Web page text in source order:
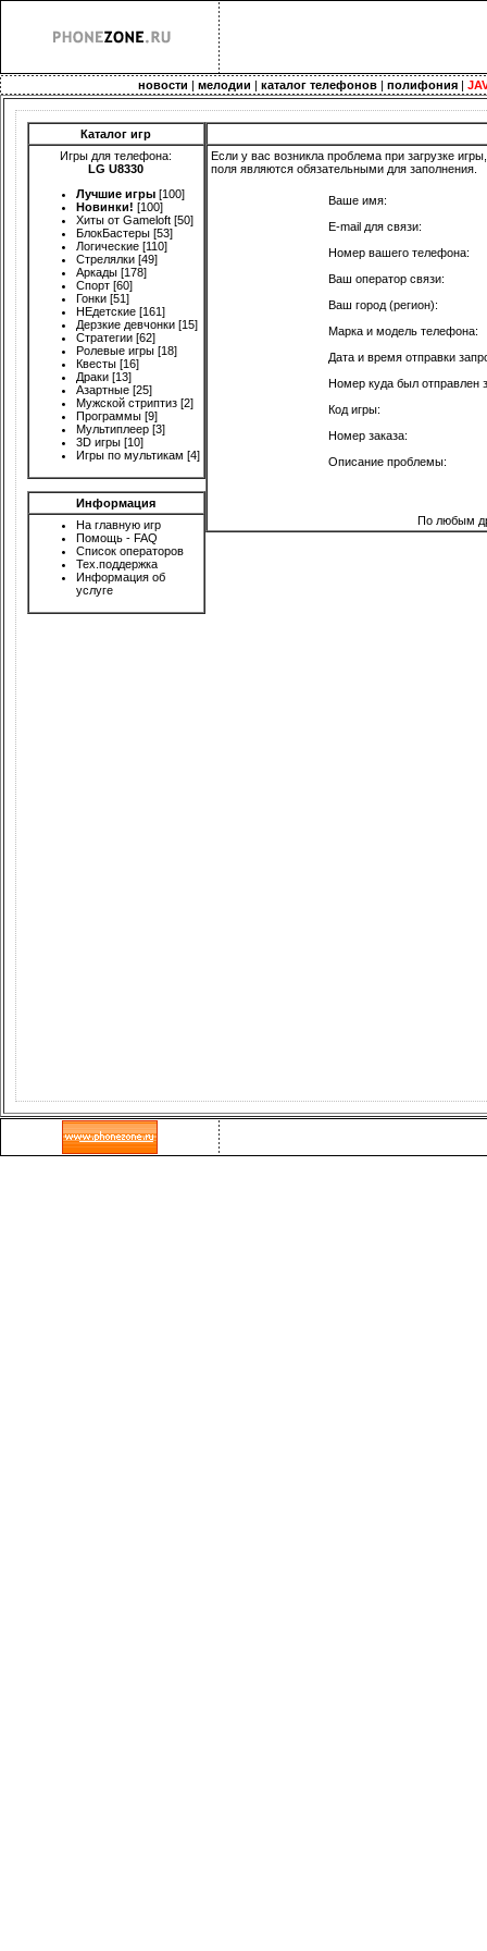
новости |мелодии |каталог телефонов |полифония |
Каталог игр
Игры для телефона:
LG U8330
Лучшие игры [100]
Новинки! [100]
Хиты от Gameloft [50]
БлокБастеры [53]
Логические [110]
Стрелялки [49]
Аркады [178]
Спорт [60]
Гонки [51]
НЕдетские [161]
Дерзкие девчонки [15]
Стратегии [62]
Ролевые игры [18]
Квесты [16]
Драки [13]
Азартные [25]
Мужской стриптиз [2]
Программы [9]
Мультиплеер [3]
3D игры [10]
Игры по мультикам [4]
Информация
На главную игр
Помощь - FAQ
Список операторов
Тех.поддержка
Информация об
услуге
Если у вас возникла проблема при загрузке
поля являются обязательными для заполнения.
Ваше имя:
E-mail для связи:
Номер вашего телефона:
Ваш оператор связи:
Ваш город (регион):
Марка и модель телефона:
Дата и время отправки
Номер куда был отправлен
Код игры:
Номер заказа:
Описание проблемы:
По любым